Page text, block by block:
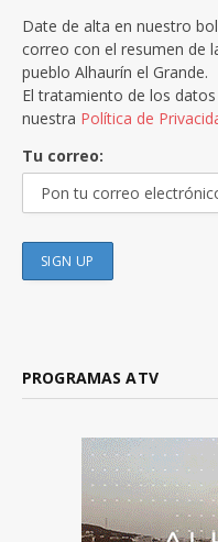
Date de alta en nuestro
correo con el resumen de
pueblo Alhaurín el Grande.
El tratamiento de los
nuestra Política de
Tu correo:
PROGRAMAS ATV